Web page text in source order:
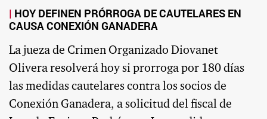
HOY DEFINEN PRÓRROGA DE CAUTELARES EN
CAUSA CONEXIÓN GANADERA
La jueza de Crimen Organizado Diovanet
Olivera resolverá hoy si prorroga por 180 días
las medidas cautelares contra los socios de
Conexión Ganadera, a solicitud del fiscal de